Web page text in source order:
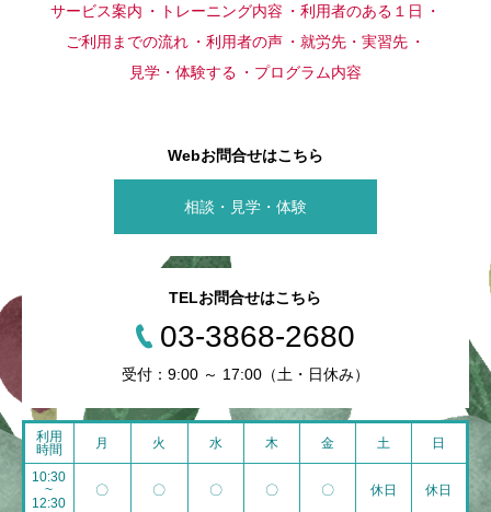
サービス案内 トレーニング内容
利用者のある１日
ご利用までの流れ
利用者の声
就労先・実習先
見学・体験する
プログラム内容
Webお問合せはこちら
相談・見学・体験
TELお問合せはこちら
03-3868-2680
受付：9:00 ～ 17:00（土・日休み）
利用
時間
月 火 水 木 金 土 日
10:30
~
12:30
〇 〇 〇 〇 〇 休日 休日